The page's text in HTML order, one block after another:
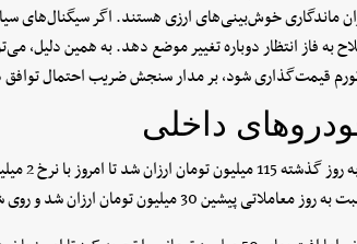
ماندگاری خوش‌بینی‌های ارزی هستند. اگر سیگنال‌های
به فاز انتظار دوباره تغییر موضع دهد. به همین دلیل،
قیمت‌گذاری شود، بر مدار سنجش ضریب احتمال توافق
داخلی